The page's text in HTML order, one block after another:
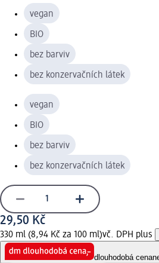
vegan
BIO
bez barviv
bez konzervačních látek
vegan
BIO
bez barviv
bez konzervačních látek
29,50 Kč
330 ml (8,94 Kč za 100 ml)vč. DPH plus
dlouhodobá cena